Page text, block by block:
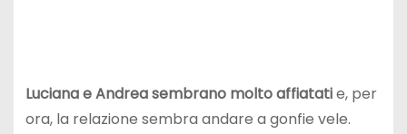
Luciana e Andrea sembrano molto affiatatie, per
ora, la relazione sembra andare a gonfie vele.